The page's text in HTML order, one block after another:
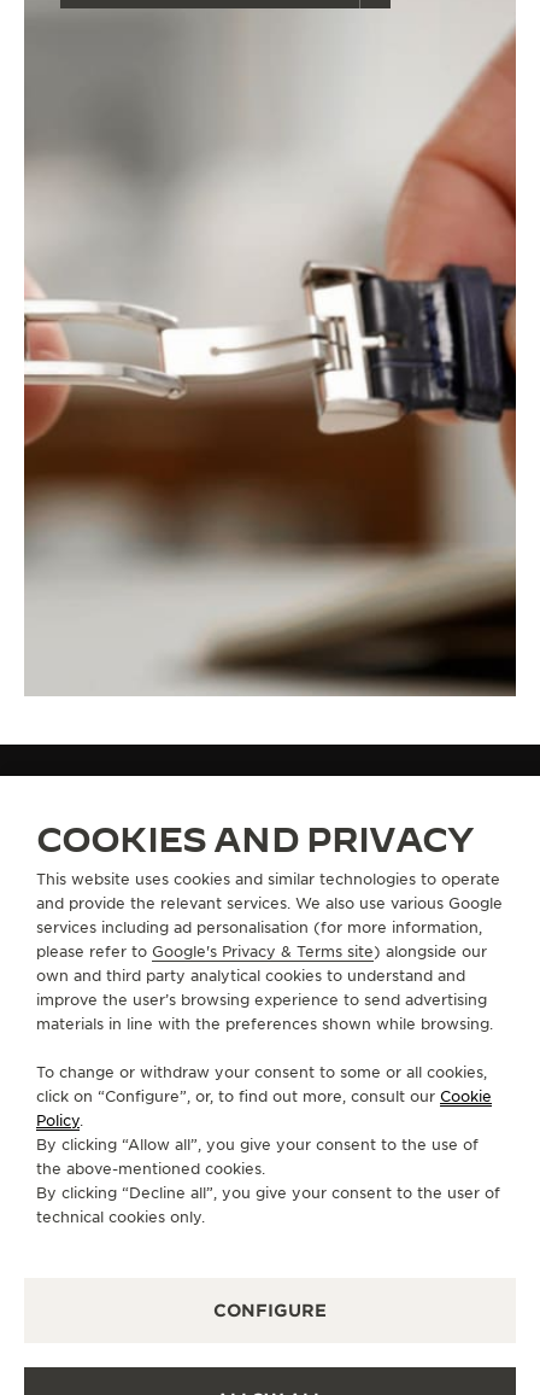
PULSEIRASQC115270
SIGA-NOS
IR PARA A PÁGINA DO INSTAGRAM DA
IR PARA A PÁGINA DO LINKEDIN DA
IR PARA A PÁGINA DO FACEBOOK
IR PARA A PÁGINA DO
IR PARA A PÁGINA DO
VÁ PARA A
ASSINAR A NEWSLETTER
SOBRE NÓS
SERVIÇOS
COOKIES AND PRIVACY
This website uses cookies and similar technologies to operate
and provide the relevant services. We also use various Google
services including ad personalisation (for more information,
please refer to Google's Privacy & Terms site) alongside our
own and third party analytical cookies to understand and
improve the user’s browsing experience to send advertising
materials in line with the preferences shown while browsing.
To change or withdraw your consent to some or all cookies,
click on “Configure”, or, to find out more, consult our Cookie
Policy.
By clicking “Allow all”, you give your consent to the use of
the above-mentioned cookies.
By clicking “Decline all”, you give your consent to the user of
technical cookies only.
CONFIGURE